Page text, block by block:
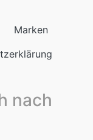
Marken
nach